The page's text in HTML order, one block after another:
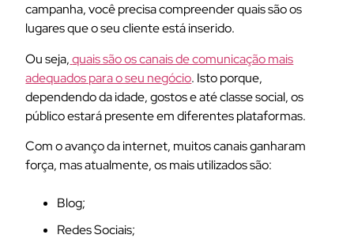
campanha, você precisa compreender quais são os
lugares que o seu cliente está inserido.
Ou seja, quais são os canais de comunicação mais
adequados para o seu negócio. Isto porque,
dependendo da idade, gostos e até classe social, os
público estará presente em diferentes plataformas.
Com o avanço da internet, muitos canais ganharam
força, mas atualmente, os mais utilizados são:
Blog;
Redes Sociais;